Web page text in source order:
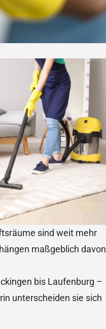
sind weit mehr
hängen maßgeblich davon
bis Laufenburg –
unterscheiden sie sich